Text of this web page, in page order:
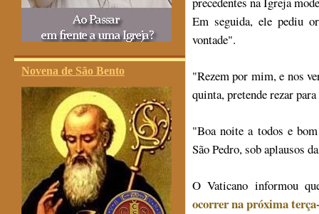
Novena de São Bento
Em seguida, ele pediu
vontade".
"Rezem por mim, e nos
quinta, pretende rezar
"Boa noite a todos e
São Pedro, sob aplausos
O Vaticano informou
ocorrer na próxima